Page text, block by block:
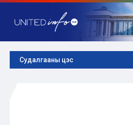
Судалгааны цэс